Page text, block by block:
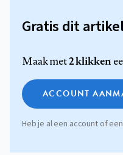
Gratis dit
Maak met2 klikken
ACCOUNT
Heb je al een account of